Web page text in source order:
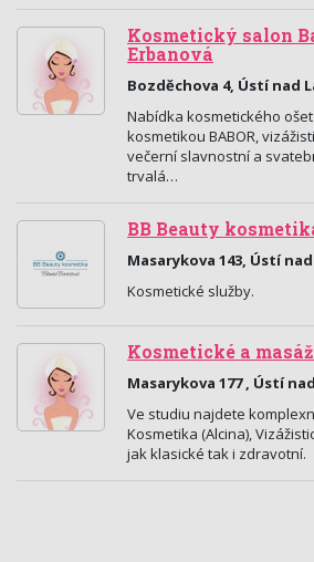
Kosmetický salon
Erbanová
Bozděchova 4, Ústí nad
Nabídka kosmetického
kosmetikou BABOR,
večerní slavnostní a
trvalá…
BB Beauty
Masarykova 143, Ústí
Kosmetické služby.
Kosmetické a
Masarykova 177 , Ústí
Ve studiu najdete
Kosmetika (Alcina),
jak klasické tak i zdravotní.